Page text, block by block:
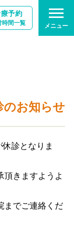
予約
時間一覧 メニュー
のお知らせ
診となりま
頂きますようよ
までご連絡くだ